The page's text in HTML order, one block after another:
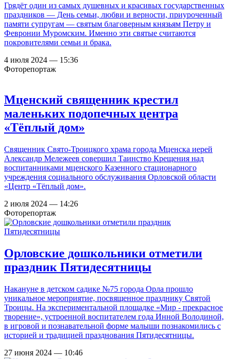
Грядёт один из самых душевных и красивых государственных
праздников — День семьи, любви и верности, приуроченный
памяти супругам — святым благоверным князьям Петру и
Февронии Муромским. Именно эти святые считаются
покровителями семьи и брака.
4 июля 2024 — 15:36
Фоторепортаж
Мценский священник крестил
маленьких подопечных центра
«Тёплый дом»
Священник Свято-Троицкого храма города Мценска иерей
Александр Мележеев совершил Таинство Крещения над
воспитанниками мценского Казенного стационарного
учреждения социального обслуживания Орловской области
«Центр «Тёплый дом».
2 июля 2024 — 14:26
Фоторепортаж
Орловские дошкольники отметили
праздник Пятидесятницы
Накануне в детском садике №75 города Орла прошло
уникальное мероприятие, посвященное празднику Святой
Троицы. На экспериментальной площадке «Мир - прекрасное
творение», устроенной воспитателем года Инной Володиной,
в игровой и познавательной форме малыши познакомились с
историей и традицией празднования Пятидесятницы.
27 июня 2024 — 10:46